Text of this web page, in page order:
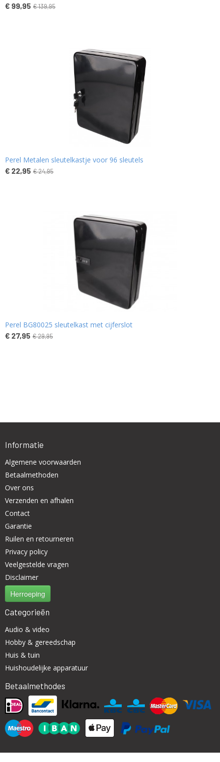
€ 99,95 € 139,95
Perel Metalen sleutelkastje voor 96 sleutels
€ 22,95 € 24,95
Perel BG80025 sleutelkast met cijferslot
€ 27,95 € 29,95
Informatie
Algemene voorwaarden
Betaalmethoden
Over ons
Verzenden en afhalen
Contact
Garantie
Ruilen en retourneren
Privacy policy
Veelgestelde vragen
Disclaimer
Herroeping
Categorieën
Audio & video
Hobby & gereedschap
Huis & tuin
Huishoudelijke apparatuur
Betaalmethodes